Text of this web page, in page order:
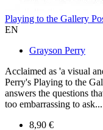
Playing to the Gallery
EN
Grayson Perry
Acclaimed as 'a visual
Perry's Playing to the
answers the questions
too embarrassing to ask...
8,90 €